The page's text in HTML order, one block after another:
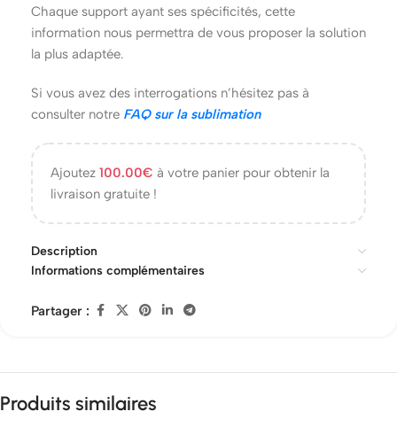
Chaque support ayant ses spécificités, cette
information nous permettra de vous proposer la solution
la plus adaptée.
Si vous avez des interrogations n’hésitez pas à
consulter notre FAQ sur la sublimation
Ajoutez 100.00€ à votre panier pour obtenir la
livraison gratuite !
Description
Informations complémentaires
Partager :
Produits similaires